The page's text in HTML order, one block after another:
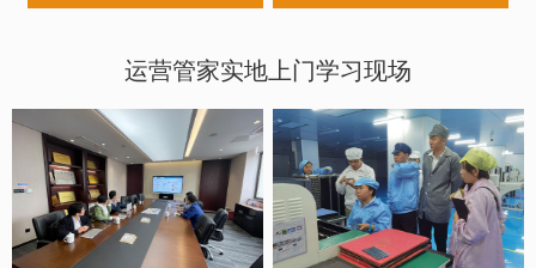
运营管家实地上门学习现场